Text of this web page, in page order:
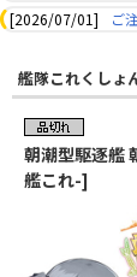
[2026/07/01]
ご
艦隊これくしょ
朝潮型駆逐艦
艦これ-]